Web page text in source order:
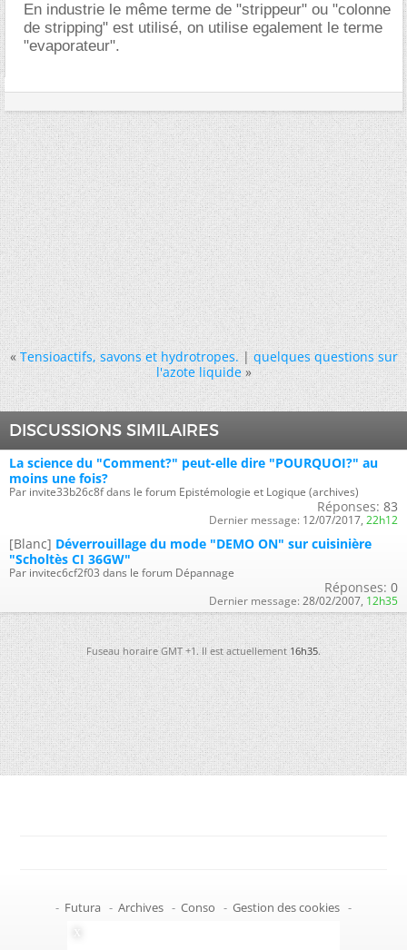
En industrie le même terme de "strippeur" ou "colonne
de stripping" est utilisé, on utilise egalement le terme
"evaporateur".
« Tensioactifs, savons et hydrotropes.|quelques questions sur
l'azote liquide »
DISCUSSIONS SIMILAIRES
La science du "Comment?" peut-elle dire "POURQUOI?" au
moins une fois?
Par invite33b26c8f dans le forum Epistémologie et Logique (archives)
Réponses: 83
Dernier message: 12/07/2017, 22h12
[Blanc] Déverrouillage du mode "DEMO ON" sur cuisinière
"Scholtès CI 36GW"
Par invitec6cf2f03 dans le forum Dépannage
Réponses: 0
Dernier message: 28/02/2007, 12h35
Fuseau horaire GMT +1. Il est actuellement16h35.
- Futura - Archives - Conso - Gestion des cookies -